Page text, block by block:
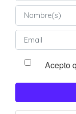
Acepto